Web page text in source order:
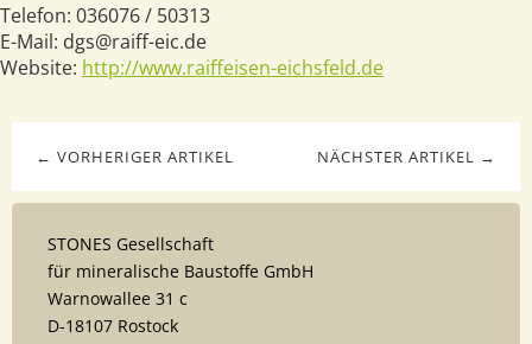
Telefon: 036076 / 50313
E-Mail: dgs@raiff-eic.de
Website: http://www.raiffeisen-eichsfeld.de
NÄCHSTER ARTIKEL →
← VORHERIGER ARTIKEL
STONES Gesellschaft
für mineralische Baustoffe GmbH
Warnowallee 31 c
D-18107 Rostock